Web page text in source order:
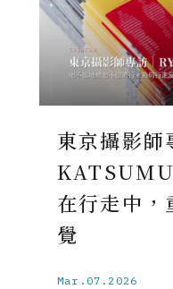
東京攝影師
在行走中，
覺
Mar.07.2026